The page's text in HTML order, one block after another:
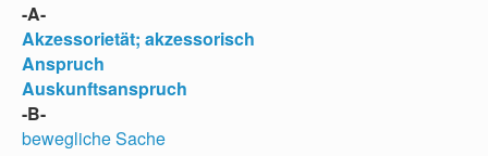
-A-
Akzessorietät; akzessorisch
Anspruch
Auskunftsanspruch
-B-
bewegliche Sache